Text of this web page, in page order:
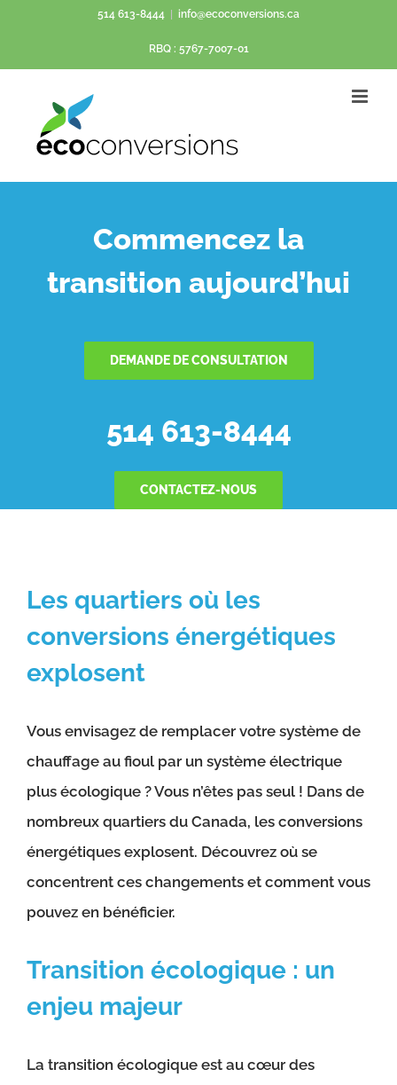
contenu
514 613-8444 info@ecoconversions.ca
RBQ : 5767-7007-01
Commencez la
transition aujourd’hui
DEMANDE DE CONSULTATION
514 613-8444
CONTACTEZ-NOUS
Les quartiers où les
conversions énergétiques
explosent
Vous envisagez de remplacer votre système de
chauffage au fioul par un système électrique
plus écologique ? Vous n’êtes pas seul ! Dans de
nombreux quartiers du Canada, les conversions
énergétiques explosent. Découvrez où se
concentrent ces changements et comment vous
pouvez en bénéficier.
Transition écologique : un
enjeu majeur
La transition écologique est au cœur des